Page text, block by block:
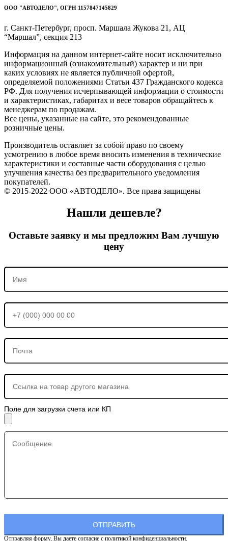
ООО "АВТОДЕЛО", ОГРН 1157847145829
г. Санкт-Петербург, просп. Маршала Жукова 21, АЦ
“Маршал”, секция 213
Информация на данном интернет-сайте носит исключительно
информационный (ознакомительный) характер и ни при
каких условиях не является публичной офертой,
определяемой положениями Статьи 437 Гражданского кодекса
РФ. Для получения исчерпывающей информации о стоимости
и характеристиках, габаритах и весе товаров обращайтесь к
менеджерам по продажам.
Все цены, указанные на сайте, это рекомендованные
розничные цены.
Производитель оставляет за собой право по своему
усмотрению в любое время вносить изменения в технические
характеристики и составные части оборудования с целью
улучшения качества без предварительного уведомления
покупателей.
© 2015-2022 ООО «АВТОДЕЛО». Все права защищены
Нашли дешевле?
Оставьте заявку и мы предложим Вам лучшую
цену
Поле для загрузки счета или КП
Отправляя форму, Вы даете согласие с политикой конфиденциальности.